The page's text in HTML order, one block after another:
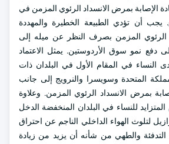
الإصابة بمرض الانسداد الرئوي المزمن في
يجب أن تؤدي الطبيعة الخطيرة والمهددة
الرئوي المزمن بصرف النظر عن ميله إلى
دفع نمو سوق الأردوستين. يمثل الاعتماد
لدى النساء في المقام الأول في البلدان ذات
المتحدة وسويسرا والنرويج إلى جانب
بمرض الانسداد الرئوي المزمن. وعلاوة
للنساء في البلدان المنخفضة الدخل
لتلوث الهواء الداخلي الناجم عن احتراق
والطهي من شأنه أن يزيد من زيادة